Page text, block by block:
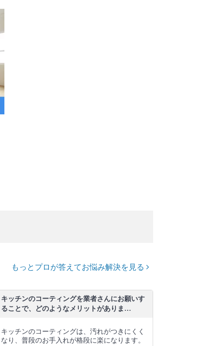
もっとプロが答えてお悩み解決を見る
キッチンのコーティングを業者さんにお願いす
ることで、どのようなメリットがありま…
キッチンのコーティングは、汚れがつきにくく
なり、普段のお手入れが格段に楽になります。